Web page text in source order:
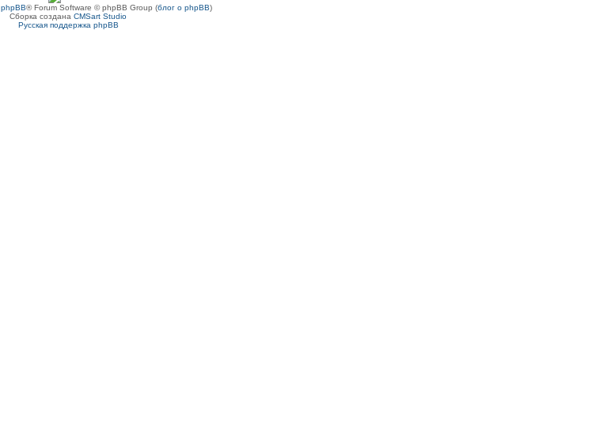
phpBB® Forum Software © phpBB Group (блог о phpBB)
Сборка создана CMSart Studio
Русская поддержка phpBB